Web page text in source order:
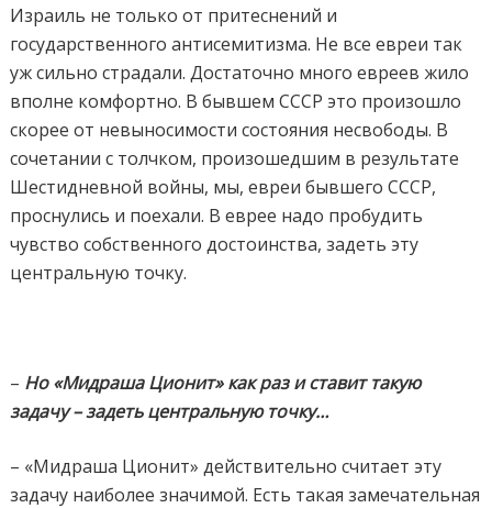
Израиль не только от притеснений и
государственного антисемитизма. Не все евреи так
уж сильно страдали. Достаточно много евреев жило
вполне комфортно. В бывшем СССР это произошло
скорее от невыносимости состояния несвободы. В
сочетании с толчком, произошедшим в результате
Шестидневной войны, мы, евреи бывшего СССР,
проснулись и поехали. В еврее надо пробудить
чувство собственного достоинства, задеть эту
центральную точку.
– Но «Мидраша Ционит» как раз и ставит такую
задачу – задеть центральную точку…
– «Мидраша Ционит» действительно считает эту
задачу наиболее значимой. Есть такая замечательная